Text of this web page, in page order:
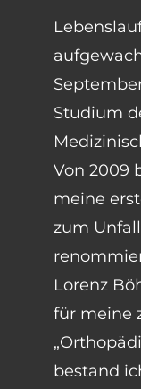
Studium
Von 2009
meine
zum
Lorenz
für meine
bestand